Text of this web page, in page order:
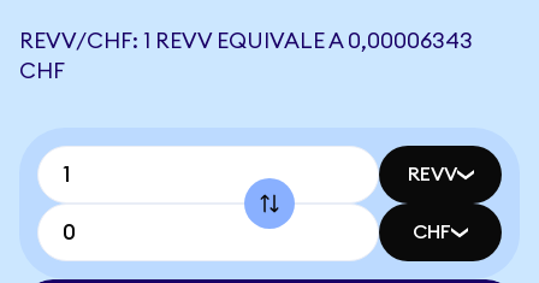
REVV/CHF: 1 REVV EQUIVALE A 0,00006343
CHF
REVV
CHF